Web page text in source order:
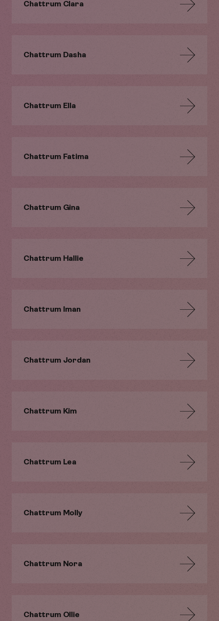
Chattrum Clara
Chattrum Dasha
Chattrum Ella
Chattrum Fatima
Chattrum Gina
Chattrum Hallie
Chattrum Iman
Chattrum Jordan
Chattrum Kim
Chattrum Lea
Chattrum Molly
Chattrum Nora
Chattrum Ollie